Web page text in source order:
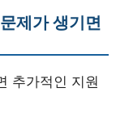
제가 생기면
추가적인 지원